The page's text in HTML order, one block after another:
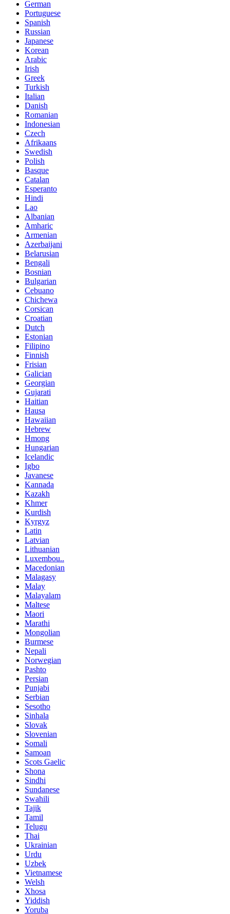
German
Portuguese
Spanish
Russian
Japanese
Korean
Arabic
Irish
Greek
Turkish
Italian
Danish
Romanian
Indonesian
Czech
Afrikaans
Swedish
Polish
Basque
Catalan
Esperanto
Hindi
Lao
Albanian
Amharic
Armenian
Azerbaijani
Belarusian
Bengali
Bosnian
Bulgarian
Cebuano
Chichewa
Corsican
Croatian
Dutch
Estonian
Filipino
Finnish
Frisian
Galician
Georgian
Gujarati
Haitian
Hausa
Hawaiian
Hebrew
Hmong
Hungarian
Icelandic
Igbo
Javanese
Kannada
Kazakh
Khmer
Kurdish
Kyrgyz
Latin
Latvian
Lithuanian
Luxembou..
Macedonian
Malagasy
Malay
Malayalam
Maltese
Maori
Marathi
Mongolian
Burmese
Nepali
Norwegian
Pashto
Persian
Punjabi
Serbian
Sesotho
Sinhala
Slovak
Slovenian
Somali
Samoan
Scots Gaelic
Shona
Sindhi
Sundanese
Swahili
Tajik
Tamil
Telugu
Thai
Ukrainian
Urdu
Uzbek
Vietnamese
Welsh
Xhosa
Yiddish
Yoruba